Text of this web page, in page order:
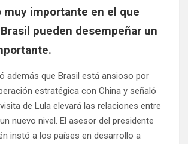
muy importante en el que
pueden desempeñar un
además que Brasil está ansioso por
estratégica con China y señaló
de Lula elevará las relaciones entre
nuevo nivel. El asesor del presidente
instó a los países en desarrollo a